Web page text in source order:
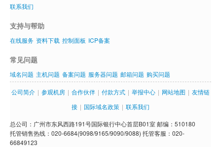
联系我们
支持与帮助
在线服务 资料下载 控制面板 ICP备案
常见问题
域名问题 主机问题 备案问题 服务器问题 邮箱问题 购买问题
公司简介 | 参观机房 | 合作伙伴 | 付款方式 | 举报中心 | 网站地图 | 友情链
接 | 国际域名政策 | 联系我们
总公司：广州市东风西路191号国际银行中心首层B01室 邮编：510180
托管销售热线：020-6684(9098/9165/9090/9088) 托管客服：020-
66849123